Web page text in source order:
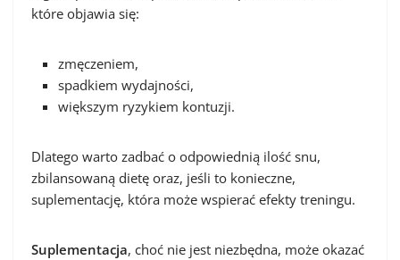
które objawia się:
zmęczeniem,
spadkiem wydajności,
większym ryzykiem kontuzji.
Dlatego warto zadbać o odpowiednią ilość snu,
zbilansowaną dietę oraz, jeśli to konieczne,
suplementację, która może wspierać efekty treningu.
Suplementacja, choć nie jest niezbędna, może okazać